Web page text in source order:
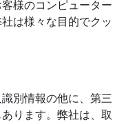
様のコンピューター
は様々な目的でクッ
別情報の他に、第三
ります。弊社は、取